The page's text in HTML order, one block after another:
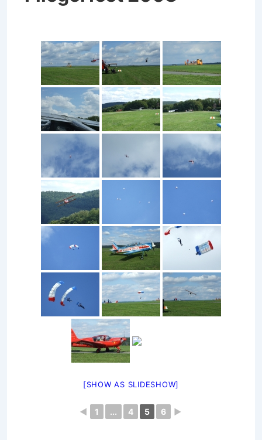
[SHOW AS SLIDESHOW]
◄ 1 ... 4 5 6 ►